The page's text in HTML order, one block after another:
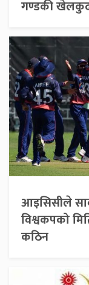
गण्डकी खेलकुद
आइसिसीले
विश्वकपको
कठिन